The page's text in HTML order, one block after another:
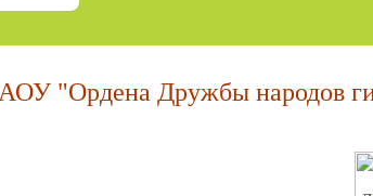
"Ордена Дружбы народов